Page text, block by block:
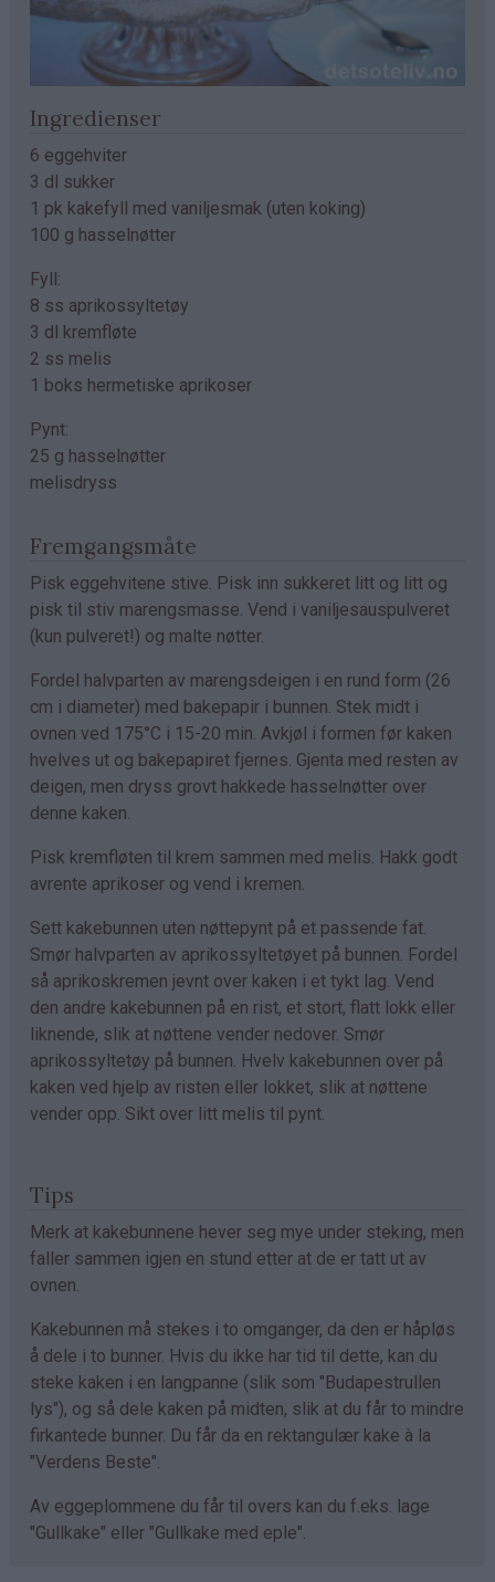
Ingredienser
6 eggehviter
3 dl sukker
1 pk kakefyll med vaniljesmak (uten koking)
100 g hasselnøtter
Fyll:
8 ss aprikossyltetøy
3 dl kremfløte
2 ss melis
1 boks hermetiske aprikoser
Pynt:
25 g hasselnøtter
melisdryss
Fremgangsmåte
Pisk eggehvitene stive. Pisk inn sukkeret litt og litt og
pisk til stiv marengsmasse. Vend i vaniljesauspulveret
(kun pulveret!) og malte nøtter.
Fordel halvparten av marengsdeigen i en rund form (26
cm i diameter) med bakepapir i bunnen. Stek midt i
ovnen ved 175°C i 15-20 min. Avkjøl i formen før kaken
hvelves ut og bakepapiret fjernes. Gjenta med resten av
deigen, men dryss grovt hakkede hasselnøtter over
denne kaken.
Pisk kremfløten til krem sammen med melis. Hakk godt
avrente aprikoser og vend i kremen.
Sett kakebunnen uten nøttepynt på et passende fat.
Smør halvparten av aprikossyltetøyet på bunnen. Fordel
så aprikoskremen jevnt over kaken i et tykt lag. Vend
den andre kakebunnen på en rist, et stort, flatt lokk eller
liknende, slik at nøttene vender nedover. Smør
aprikossyltetøy på bunnen. Hvelv kakebunnen over på
kaken ved hjelp av risten eller lokket, slik at nøttene
vender opp. Sikt over litt melis til pynt.
Tips
Merk at kakebunnene hever seg mye under steking, men
faller sammen igjen en stund etter at de er tatt ut av
ovnen.
Kakebunnen må stekes i to omganger, da den er håpløs
å dele i to bunner. Hvis du ikke har tid til dette, kan du
steke kaken i en langpanne (slik som "Budapestrullen
lys"), og så dele kaken på midten, slik at du får to mindre
firkantede bunner. Du får da en rektangulær kake à la
"Verdens Beste".
Av eggeplommene du får til overs kan du f.eks. lage
"Gullkake" eller "Gullkake med eple".